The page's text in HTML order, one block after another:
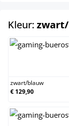
Kleur:
zwart/blauw
€ 129,90